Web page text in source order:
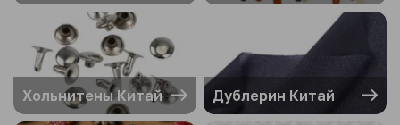
Хольнитены Китай Дублерин Китай